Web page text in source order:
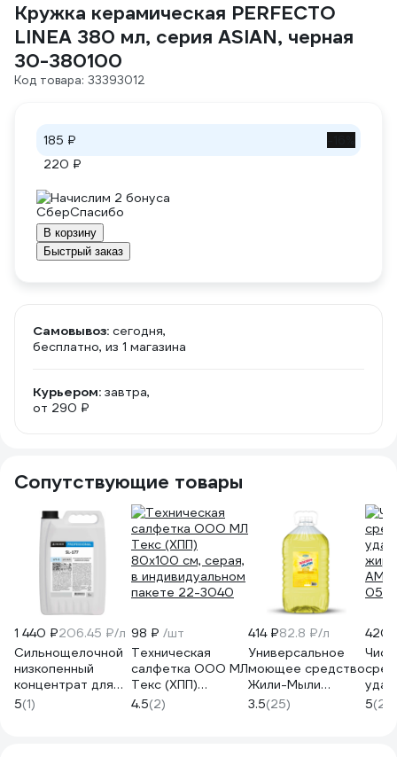
Кружка керамическая PERFECTO
LINEA 380 мл, серия ASIAN, черная
30-380100
Код товара: 33393012
185 ₽
220 ₽
Начислим 2 бонуса
В корзину
Быстрый заказ
Самовывоз: сегодня,
бесплатно, из 1 магазина
Курьером: завтра,
от 290 ₽
Сопутствующие товары
1 440 ₽206.45 ₽/л
Сильнощелочной
низкопенный
концентрат для
очистки алюминия
и его сплавов
5(1)
98 ₽ /шт
Техническая
салфетка ООО МЛ
Текс (ХПП)
80x100 см, серая,
в индивидуальном
4.5(2)
414 ₽82.8 ₽/л
Универсальное
моющее средство
Жили-Мыли
"Локус" аромат
"Лимон", 5 л, ПЭТ
3.5(25)
420
5(29)